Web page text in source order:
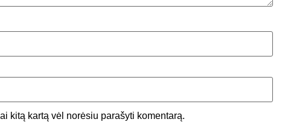
kitą kartą vėl norėsiu parašyti komentarą.